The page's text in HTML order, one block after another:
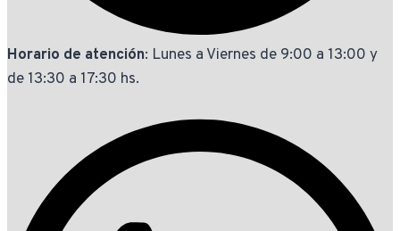
Horario de atención: Lunes a Viernes de 9:00 a 13:00 y
de 13:30 a 17:30 hs.